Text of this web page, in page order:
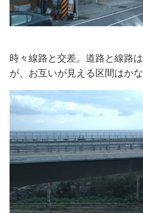
時々線路と交差。道路と線路
が、お互いが見える区間はか